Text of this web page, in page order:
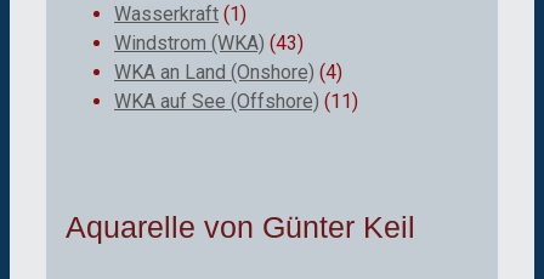
Wasserkraft (1)
Windstrom (WKA) (43)
WKA an Land (Onshore) (4)
WKA auf See (Offshore) (11)
Aquarelle von Günter Keil